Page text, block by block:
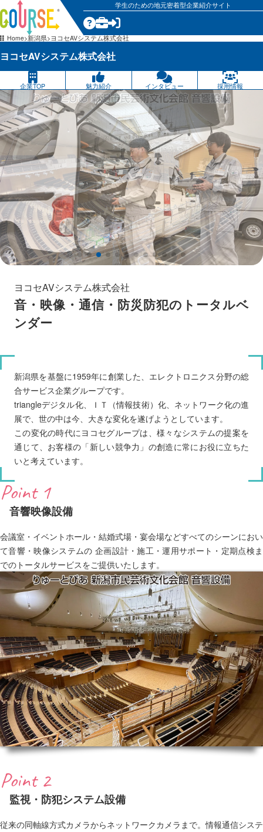
学生のための地元密着型企業紹介サイト
Home 新潟県 ヨコセAVシステム株式会社
ヨコセAVシステム株式会社
企業TOP 魅力紹介 インタビュー 採用情報
ヨコセAVシステム株式会社
音・映像・通信・防災防犯のトータルベ
ンダー
新潟県を基盤に1959年に創業した、エレクトロニクス分野の総
合サービス企業グループです。
triangleデジタル化、ＩＴ（情報技術）化、ネットワーク化の進
展で、世の中は今、大きな変化を遂げようとしています。
この変化の時代にヨコセグループは、様々なシステムの提案を
通じて、お客様の「新しい競争力」の創造に常にお役に立ちた
いと考えています。
Point 1
音響映像設備
会議室・イベントホール・結婚式場・宴会場などすべてのシーンにおい
て音響・映像システムの 企画設計・施工・運用サポート・定期点検ま
でのトータルサービスをご提供いたします。
Point 2
監視・防犯システム設備
従来の同軸線方式カメラからネットワークカメラまで。情報通信システ